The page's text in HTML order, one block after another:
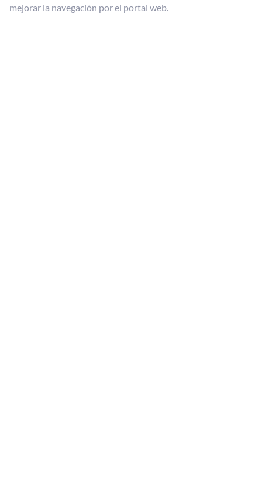
mejorar la navegación por el portal web.